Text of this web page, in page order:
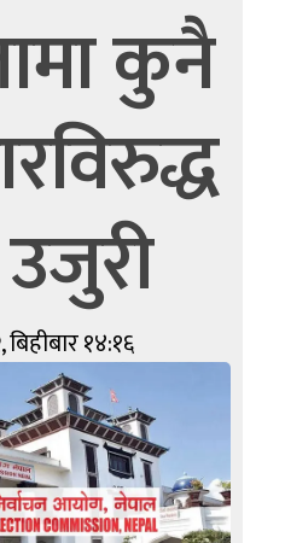
कुनै
१४:१६